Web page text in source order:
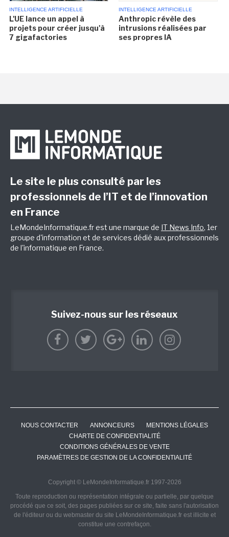
INTELLIGENCE ARTIFICIELLE
L'UE lance un appel à
projets pour créer jusqu'à
7 gigafactories
INTELLIGENCE ARTIFICIELLE
Anthropic révèle des
intrusions réalisées par
ses propres IA
Le site le plus consulté par les
professionnels de l’IT et de l’innovation
en France
LeMondeInformatique.fr est une marque de IT News Info, 1er
groupe d'information et de services dédié aux professionnels
de l'informatique en France.
Suivez-nous sur les réseaux
NOUS CONTACTER ANNONCEURS
MENTIONS LÉGALES
CHARTE DE CONFIDENTIALITÉ
CONDITIONS GÉNÉRALES DE VENTE
PARAMÈTRES DE GESTION DE LA CONFIDENTIALITÉ
Copyright © LeMondeInformatique.fr 1997-2026
Toute reproduction ou représentation intégrale ou partielle, par quelque
procédé que ce soit, des pages publiées sur ce site, faite sans l'autorisation
de l'éditeur ou du webmaster du site LeMondeInformatique.fr est illicite et
constitue une contrefaçon.